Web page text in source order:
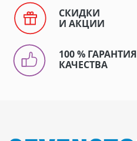
СКИДКИ
И АКЦИИ
100 % ГАРАНТИЯ
КАЧЕСТВА